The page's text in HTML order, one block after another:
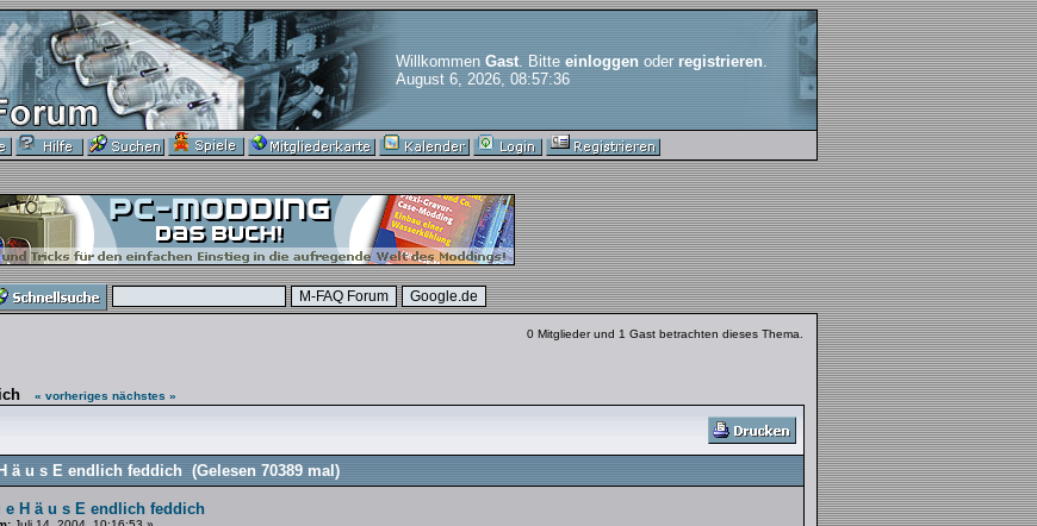
Willkommen Gast. Bitte einloggenoder registrieren.
August 6, 2026, 08:57:36
« vorheriges nächstes »
0 Mitglieder und 1 Gast betrachten dieses Thema.
ä u s E endlich feddich (Gelesen 70389 mal)
e H ä u s E endlich feddich